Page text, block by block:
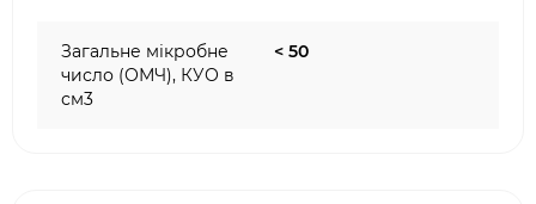
Загальне мікробне
число (ОМЧ), КУО в
см3
< 50